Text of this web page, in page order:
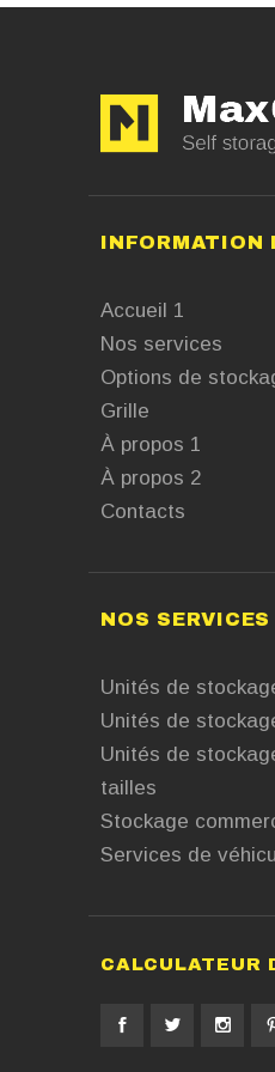
INFORMATION
Accueil 1
Nos services
Options de
Grille
À propos 1
À propos 2
Contacts
NOS SERVICES
Unités de
Unités de
Unités de
tailles
Stockage
Services de
CALCULATEUR